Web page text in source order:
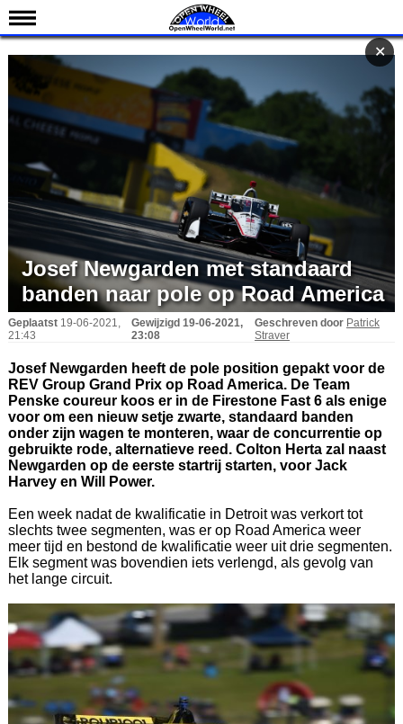
Nieuws
Kalender
Uitslagen
Standen
Coureurs
Teams
IndyCar 101
Indy 500
English
Josef Newgarden met standaard
banden naar pole op Road America
Geplaatst 19-06-2021,
21:43
Gewijzigd 19-06-2021,
23:08
Geschreven door Patrick
Straver
Josef Newgarden heeft de pole position gepakt voor de
REV Group Grand Prix op Road America. De Team
Penske coureur koos er in de Firestone Fast 6 als enige
voor om een nieuw setje zwarte, standaard banden
onder zijn wagen te monteren, waar de concurrentie op
gebruikte rode, alternatieve reed. Colton Herta zal naast
Newgarden op de eerste startrij starten, voor Jack
Harvey en Will Power.
Een week nadat de kwalificatie in Detroit was verkort tot
slechts twee segmenten, was er op Road America weer
meer tijd en bestond de kwalificatie weer uit drie segmenten.
Elk segment was bovendien iets verlengd, als gevolg van
het lange circuit.
✕
✕